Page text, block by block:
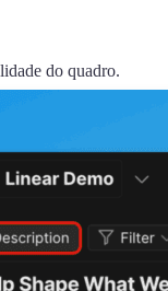
do quadro.